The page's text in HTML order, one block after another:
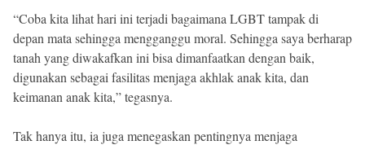
“Coba kita lihat hari ini terjadi bagaimana LGBT tampak di
depan mata sehingga mengganggu moral. Sehingga saya berharap
tanah yang diwakafkan ini bisa dimanfaatkan dengan baik,
digunakan sebagai fasilitas menjaga akhlak anak kita, dan
keimanan anak kita,” tegasnya.
Tak hanya itu, ia juga menegaskan pentingnya menjaga